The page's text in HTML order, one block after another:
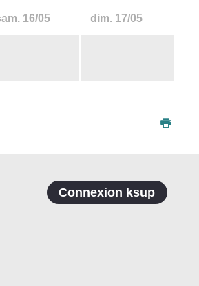
sam. 16/05 dim. 17/05
Connexion ksup